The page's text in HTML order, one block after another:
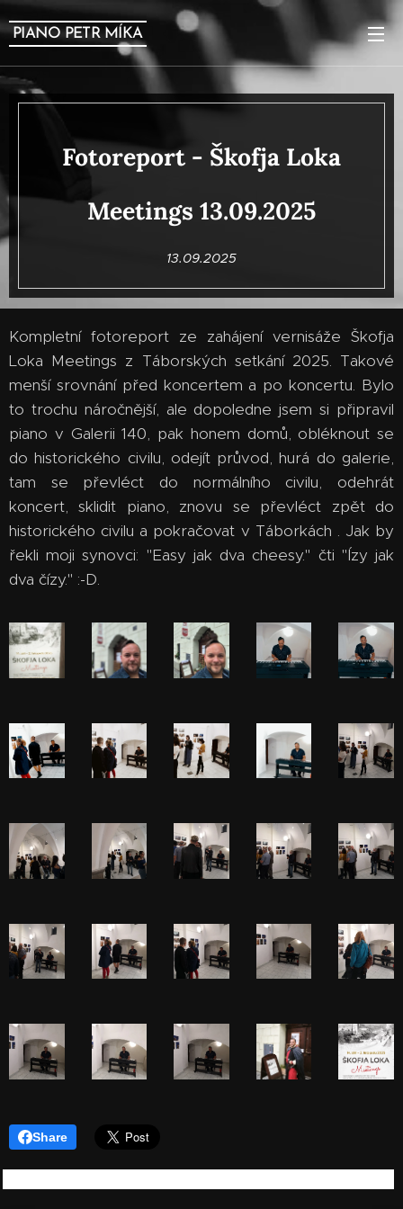
PIANO PETR MÍKA
Fotoreport - Škofja Loka
Meetings 13.09.2025
13.09.2025
Kompletní fotoreport ze zahájení vernisáže Škofja
Loka Meetings z Táborských setkání 2025. Takové
menší srovnání před koncertem a po koncertu. Bylo
to trochu náročnější, ale dopoledne jsem si připravil
piano v Galerii 140, pak honem domů, obléknout se
do historického civilu, odejít průvod, hurá do galerie,
tam se převléct do normálního civilu, odehrát
koncert, sklidit piano, znovu se převléct zpět do
historického civilu a pokračovat v Táborkách . Jak by
řekli moji synovci: "Easy jak dva cheesy." čti "Ízy jak
dva čízy." :-D.
Share